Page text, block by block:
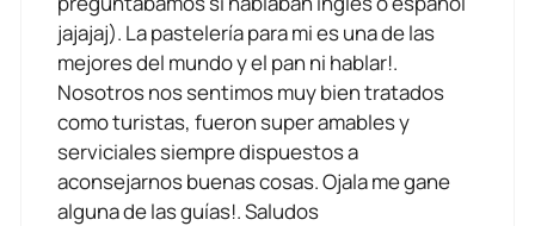
jajajaj). La pastelería para mi es una de las
mejores del mundo y el pan ni hablar!.
Nosotros nos sentimos muy bien tratados
como turistas, fueron super amables y
serviciales siempre dispuestos a
aconsejarnos buenas cosas. Ojala me gane
alguna de las guías!. Saludos